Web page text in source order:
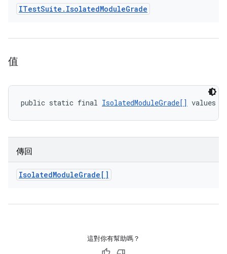
ITestSuite . IsolatedModuleGrade
值
public static final IsolatedModuleGrade[] values
傳回
IsolatedModuleGrade[]
這對你有幫助嗎？